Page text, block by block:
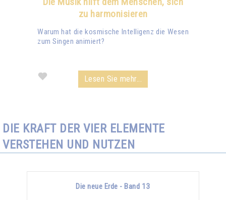
zu harmonisieren
Warum hat die kosmische Intelligenz die Wesen
zum Singen animiert?
Lesen Sie mehr...
DIE KRAFT DER VIER ELEMENTE
VERSTEHEN UND NUTZEN
Die neue Erde - Band 13